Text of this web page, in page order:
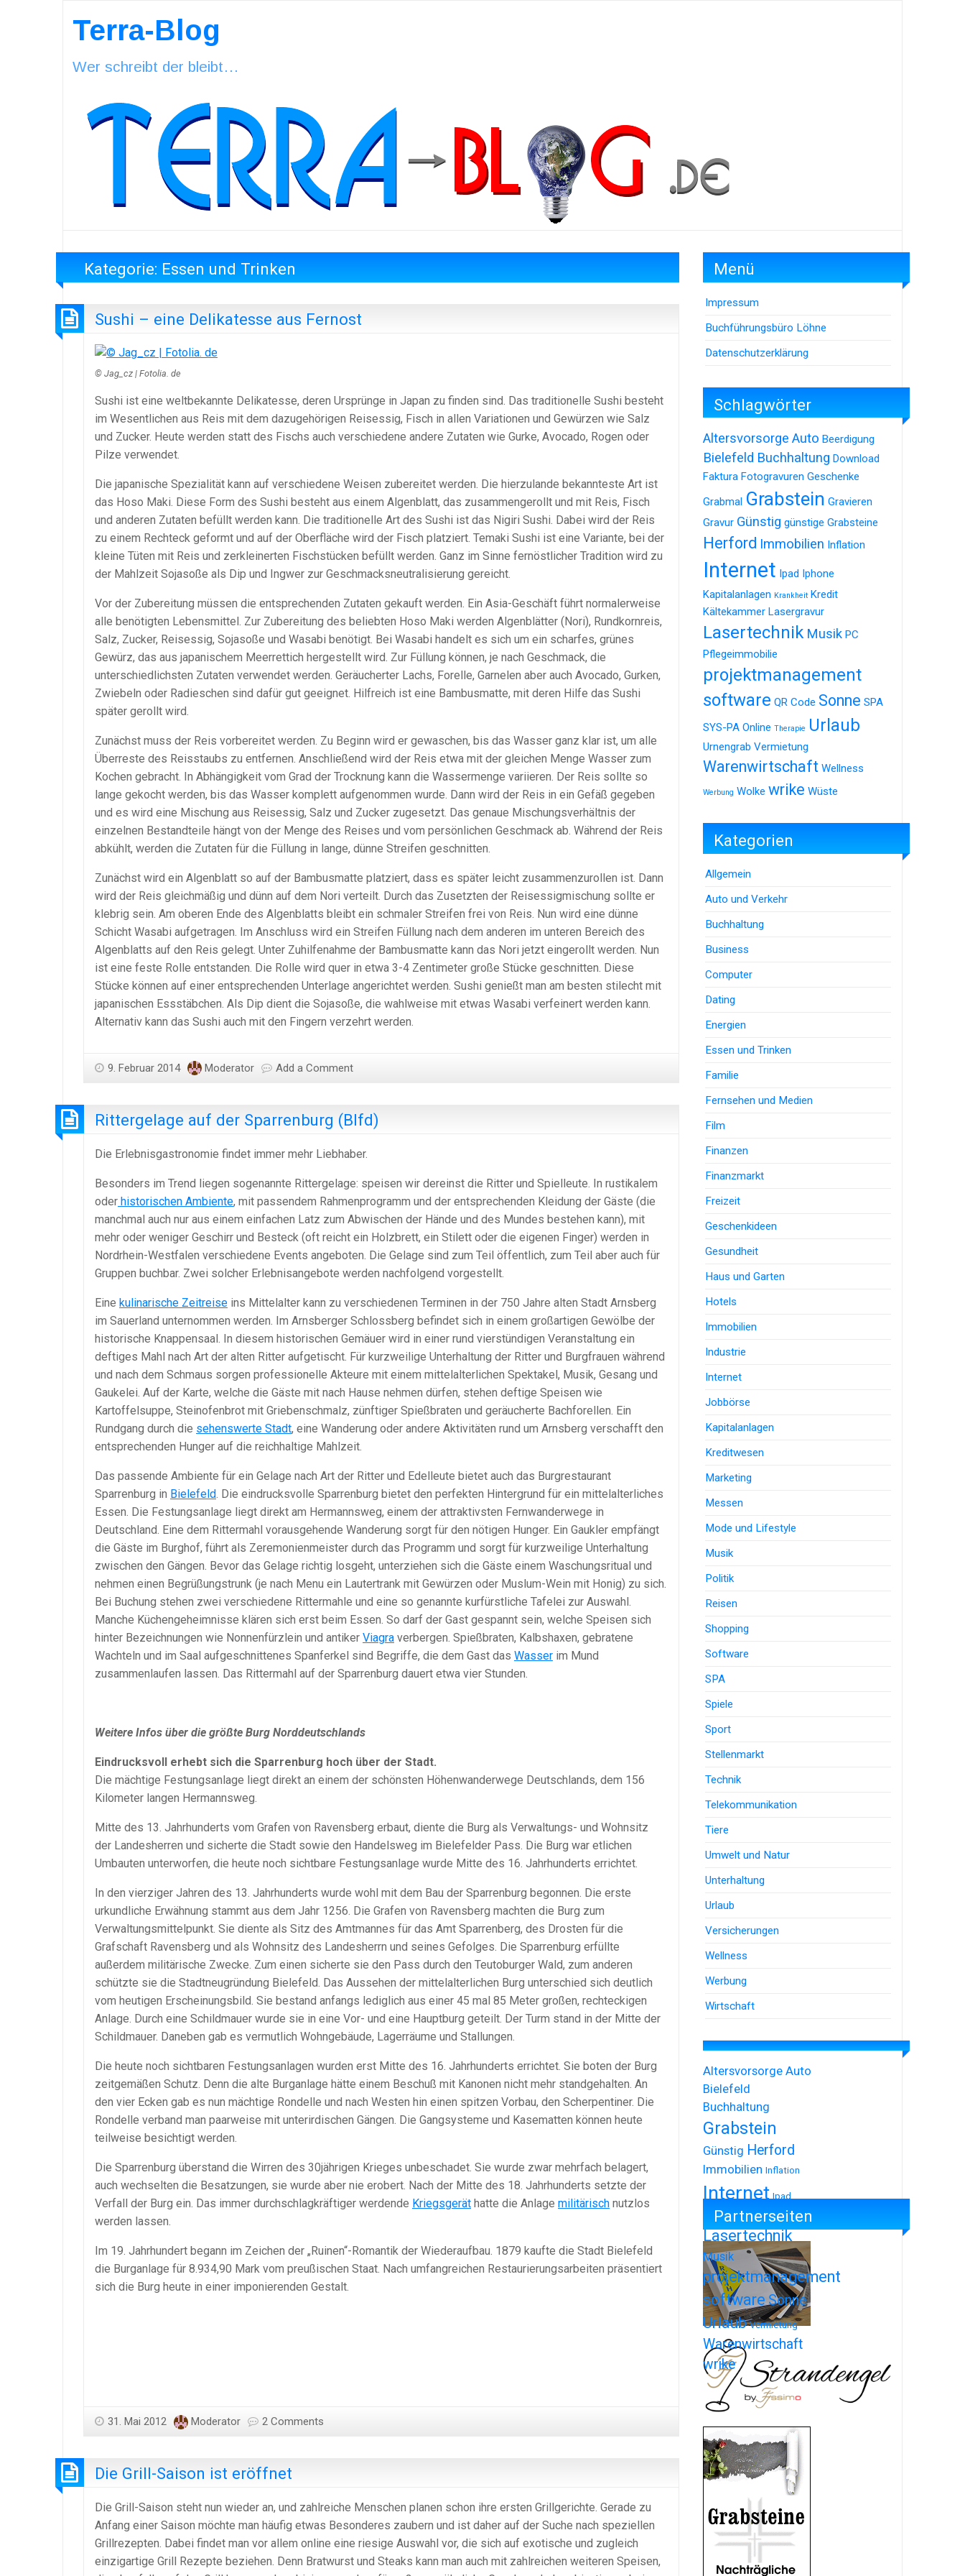
Terra-Blog
Wer schreibt der bleibt…
Kategorie: Essen und Trinken
Sushi – eine Delikatesse aus Fernost
© Jag_cz | Fotolia. de
Sushi ist eine weltbekannte Delikatesse, deren Ursprünge in Japan zu finden sind. Das traditionelle Sushi besteht
im Wesentlichen aus Reis mit dem dazugehörigen Reisessig, Fisch in allen Variationen und Gewürzen wie Salz
und Zucker. Heute werden statt des Fischs auch verschiedene andere Zutaten wie Gurke, Avocado, Rogen oder
Pilze verwendet.
Die japanische Spezialität kann auf verschiedene Weisen zubereitet werden. Die hierzulande bekannteste Art ist
das Hoso Maki. Diese Form des Sushi besteht aus einem Algenblatt, das zusammengerollt und mit Reis, Fisch
und anderen Zutaten befüllt werden kann. Die traditionelle Art des Sushi ist das Nigiri Sushi. Dabei wird der Reis
zu einem Rechteck geformt und auf der Oberfläche wird der Fisch platziert. Temaki Sushi ist eine Variante, bei der
kleine Tüten mit Reis und zerkleinerten Fischstücken befüllt werden. Ganz im Sinne fernöstlicher Tradition wird zu
der Mahlzeit Sojasoße als Dip und Ingwer zur Geschmacksneutralisierung gereicht.
Vor der Zubereitung müssen die entsprechenden Zutaten gekauft werden. Ein Asia-Geschäft führt normalerweise
alle benötigten Lebensmittel. Zur Zubereitung des beliebten Hoso Maki werden Algenblätter (Nori), Rundkornreis,
Salz, Zucker, Reisessig, Sojasoße und Wasabi benötigt. Bei Wasabi handelt es sich um ein scharfes, grünes
Gewürz, das aus japanischem Meerrettich hergestellt wird. Zur Füllung können, je nach Geschmack, die
unterschiedlichsten Zutaten verwendet werden. Geräucherter Lachs, Forelle, Garnelen aber auch Avocado, Gurken,
Zwiebeln oder Radieschen sind dafür gut geeignet. Hilfreich ist eine Bambusmatte, mit deren Hilfe das Sushi
später gerollt wird.
Zunächst muss der Reis vorbereitet werden. Zu Beginn wird er gewaschen, bis das Wasser ganz klar ist, um alle
Überreste des Reisstaubs zu entfernen. Anschließend wird der Reis etwa mit der gleichen Menge Wasser zum
Kochen gebracht. In Abhängigkeit vom Grad der Trocknung kann die Wassermenge variieren. Der Reis sollte so
lange gekocht werden, bis das Wasser komplett aufgenommen wurde. Dann wird der Reis in ein Gefäß gegeben
und es wird eine Mischung aus Reisessig, Salz und Zucker zugesetzt. Das genaue Mischungsverhältnis der
einzelnen Bestandteile hängt von der Menge des Reises und vom persönlichen Geschmack ab. Während der Reis
abkühlt, werden die Zutaten für die Füllung in lange, dünne Streifen geschnitten.
Zunächst wird ein Algenblatt so auf der Bambusmatte platziert, dass es später leicht zusammenzurollen ist. Dann
wird der Reis gleichmäßig und dünn auf dem Nori verteilt. Durch das Zusetzten der Reisessigmischung sollte er
klebrig sein. Am oberen Ende des Algenblatts bleibt ein schmaler Streifen frei von Reis. Nun wird eine dünne
Schicht Wasabi aufgetragen. Im Anschluss wird ein Streifen Füllung nach dem anderen im unteren Bereich des
Algenblatts auf den Reis gelegt. Unter Zuhilfenahme der Bambusmatte kann das Nori jetzt eingerollt werden. Nun
ist eine feste Rolle entstanden. Die Rolle wird quer in etwa 3-4 Zentimeter große Stücke geschnitten. Diese
Stücke können auf einer entsprechenden Unterlage angerichtet werden. Sushi genießt man am besten stilecht mit
japanischen Essstäbchen. Als Dip dient die Sojasoße, die wahlweise mit etwas Wasabi verfeinert werden kann.
Alternativ kann das Sushi auch mit den Fingern verzehrt werden.
9. Februar 2014 Moderator Add a Comment
Rittergelage auf der Sparrenburg (Blfd)
Die Erlebnisgastronomie findet immer mehr Liebhaber.
Besonders im Trend liegen sogenannte Rittergelage: speisen wir dereinst die Ritter und Spielleute. In rustikalem
oder historischen Ambiente, mit passendem Rahmenprogramm und der entsprechenden Kleidung der Gäste (die
manchmal auch nur aus einem einfachen Latz zum Abwischen der Hände und des Mundes bestehen kann), mit
mehr oder weniger Geschirr und Besteck (oft reicht ein Holzbrett, ein Stilett oder die eigenen Finger) werden in
Nordrhein-Westfalen verschiedene Events angeboten. Die Gelage sind zum Teil öffentlich, zum Teil aber auch für
Gruppen buchbar. Zwei solcher Erlebnisangebote werden nachfolgend vorgestellt.
Eine kulinarische Zeitreise ins Mittelalter kann zu verschiedenen Terminen in der 750 Jahre alten Stadt Arnsberg
im Sauerland unternommen werden. Im Arnsberger Schlossberg befindet sich in einem großartigen Gewölbe der
historische Knappensaal. In diesem historischen Gemäuer wird in einer rund vierstündigen Veranstaltung ein
deftiges Mahl nach Art der alten Ritter aufgetischt. Für kurzweilige Unterhaltung der Ritter und Burgfrauen während
und nach dem Schmaus sorgen professionelle Akteure mit einem mittelalterlichen Spektakel, Musik, Gesang und
Gaukelei. Auf der Karte, welche die Gäste mit nach Hause nehmen dürfen, stehen deftige Speisen wie
Kartoffelsuppe, Steinofenbrot mit Griebenschmalz, zünftiger Spießbraten und geräucherte Bachforellen. Ein
Rundgang durch die sehenswerte Stadt, eine Wanderung oder andere Aktivitäten rund um Arnsberg verschafft den
entsprechenden Hunger auf die reichhaltige Mahlzeit.
Das passende Ambiente für ein Gelage nach Art der Ritter und Edelleute bietet auch das Burgrestaurant
Sparrenburg in Bielefeld . Die eindrucksvolle Sparrenburg bietet den perfekten Hintergrund für ein mittelalterliches
Essen. Die Festungsanlage liegt direkt am Hermannsweg, einem der attraktivsten Fernwanderwege in
Deutschland. Eine dem Rittermahl vorausgehende Wanderung sorgt für den nötigen Hunger. Ein Gaukler empfängt
die Gäste im Burghof, führt als Zeremonienmeister durch das Programm und sorgt für kurzweilige Unterhaltung
zwischen den Gängen. Bevor das Gelage richtig losgeht, unterziehen sich die Gäste einem Waschungsritual und
nehmen einen Begrüßungstrunk (je nach Menu ein Lautertrank mit Gewürzen oder Muslum-Wein mit Honig) zu sich.
Bei Buchung stehen zwei verschiedene Rittermahle und eine so genannte kurfürstliche Tafelei zur Auswahl.
Manche Küchengeheimnisse klären sich erst beim Essen. So darf der Gast gespannt sein, welche Speisen sich
hinter Bezeichnungen wie Nonnenfürzlein und antiker Viagra verbergen. Spießbraten, Kalbshaxen, gebratene
Wachteln und im Saal aufgeschnittenes Spanferkel sind Begriffe, die dem Gast das Wasser im Mund
zusammenlaufen lassen. Das Rittermahl auf der Sparrenburg dauert etwa vier Stunden.
Weitere Infos über die größte Burg Norddeutschlands
Eindrucksvoll erhebt sich die Sparrenburg hoch über der Stadt.
Die mächtige Festungsanlage liegt direkt an einem der schönsten Höhenwanderwege Deutschlands, dem 156
Kilometer langen Hermannsweg.
Mitte des 13. Jahrhunderts vom Grafen von Ravensberg erbaut, diente die Burg als Verwaltungs- und Wohnsitz
der Landesherren und sicherte die Stadt sowie den Handelsweg im Bielefelder Pass. Die Burg war etlichen
Umbauten unterworfen, die heute noch sichtbare Festungsanlage wurde Mitte des 16. Jahrhunderts errichtet.
In den vierziger Jahren des 13. Jahrhunderts wurde wohl mit dem Bau der Sparrenburg begonnen. Die erste
urkundliche Erwähnung stammt aus dem Jahr 1256. Die Grafen von Ravensberg machten die Burg zum
Verwaltungsmittelpunkt. Sie diente als Sitz des Amtmannes für das Amt Sparrenberg, des Drosten für die
Grafschaft Ravensberg und als Wohnsitz des Landesherrn und seines Gefolges. Die Sparrenburg erfüllte
außerdem militärische Zwecke. Zum einen sicherte sie den Pass durch den Teutoburger Wald, zum anderen
schützte sie die Stadtneugründung Bielefeld. Das Aussehen der mittelalterlichen Burg unterschied sich deutlich
vom heutigen Erscheinungsbild. Sie bestand anfangs lediglich aus einer 45 mal 85 Meter großen, rechteckigen
Anlage. Durch eine Schildmauer wurde sie in eine Vor- und eine Hauptburg geteilt. Der Turm stand in der Mitte der
Schildmauer. Daneben gab es vermutlich Wohngebäude, Lagerräume und Stallungen.
Die heute noch sichtbaren Festungsanlagen wurden erst Mitte des 16. Jahrhunderts errichtet. Sie boten der Burg
zeitgemäßen Schutz. Denn die alte Burganlage hätte einem Beschuß mit Kanonen nicht mehr standgehalten. An
den vier Ecken gab es nun mächtige Rondelle und nach Westen hin einen spitzen Vorbau, den Scherpentiner. Die
Rondelle verband man paarweise mit unterirdischen Gängen. Die Gangsysteme und Kasematten können heute
teilweise besichtigt werden.
Die Sparrenburg überstand die Wirren des 30jährigen Krieges unbeschadet. Sie wurde zwar mehrfach belagert,
auch wechselten die Besatzungen, sie wurde aber nie erobert. Nach der Mitte des 18. Jahrhunderts setzte der
Verfall der Burg ein. Das immer durchschlagkräftiger werdende Kriegsgerät hatte die Anlage militärisch nutzlos
werden lassen.
Im 19. Jahrhundert begann im Zeichen der „Ruinen“-Romantik der Wiederaufbau. 1879 kaufte die Stadt Bielefeld
die Burganlage für 8.934,90 Mark vom preußischen Staat. Nach umfangreichen Restaurierungsarbeiten präsentiert
sich die Burg heute in einer imponierenden Gestalt.
31. Mai 2012 Moderator 2 Comments
Die Grill-Saison ist eröffnet
Die Grill-Saison steht nun wieder an, und zahlreiche Menschen planen schon ihre ersten Grillgerichte. Gerade zu
Anfang einer Saison möchte man häufig etwas Besonderes zaubern und ist daher auf der Suche nach speziellen
Grillrezepten. Dabei findet man vor allem online eine riesige Auswahl vor, die sich auf exotische und zugleich
einzigartige Grill Rezepte beziehen. Denn Bratwurst und Steaks kann man auch mit zahlreichen weiteren Speisen,
Menü
Impressum
Buchführungsbüro Löhne
Datenschutzerklärung
Schlagwörter
Altersvorsorge Auto Beerdigung
Bielefeld Buchhaltung Download
Faktura Fotogravuren Geschenke
Grabmal Grabstein Gravieren
Gravur Günstig günstige Grabsteine
Herford Immobilien Inflation
Internet Ipad Iphone
Kapitalanlagen Krankheit Kredit
Kältekammer Lasergravur
Lasertechnik Musik PC
Pflegeimmobilie
projektmanagement
software QR Code Sonne SPA
SYS-PA Online Therapie Urlaub
Urnengrab Vermietung
Warenwirtschaft Wellness
Werbung Wolke wrike Wüste
Kategorien
Allgemein
Auto und Verkehr
Buchhaltung
Business
Computer
Dating
Energien
Essen und Trinken
Familie
Fernsehen und Medien
Film
Finanzen
Finanzmarkt
Freizeit
Geschenkideen
Gesundheit
Haus und Garten
Hotels
Immobilien
Industrie
Internet
Jobbörse
Kapitalanlagen
Kreditwesen
Marketing
Messen
Mode und Lifestyle
Musik
Politik
Reisen
Shopping
Software
SPA
Spiele
Sport
Stellenmarkt
Technik
Telekommunikation
Tiere
Umwelt und Natur
Unterhaltung
Urlaub
Versicherungen
Wellness
Werbung
Wirtschaft
Altersvorsorge Auto
Bielefeld
Buchhaltung
Grabstein
Günstig Herford
Immobilien Inflation
Internet Ipad
Iphone
Lasertechnik
Musik
projektmanagement
softwareSonne
Urlaub Vermietung
Warenwirtschaft
wrike
Partnerseiten